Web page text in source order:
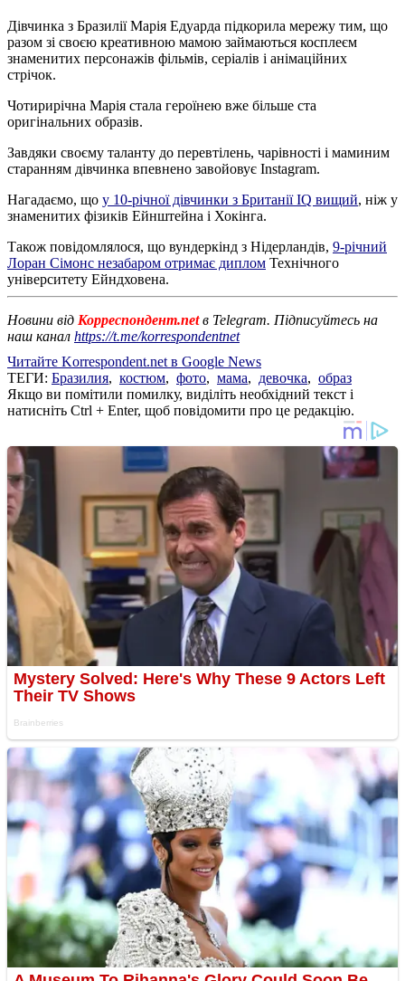
Дівчинка з Бразилії Марія Едуарда підкорила мережу тим, що
разом зі своєю креативною мамою займаються косплеєм
знаменитих персонажів фільмів, серіалів і анімаційних
стрічок.
Чотирирічна Марія стала героїнею вже більше ста
оригінальних образів.
Завдяки своєму таланту до перевтілень, чарівності і маминим
старанням дівчинка впевнено завойовує Instagram.
Нагадаємо, що у 10-річної дівчинки з Британії IQ вищий, ніж у
знаменитих фізиків Ейнштейна і Хокінга.
Також повідомлялося, що вундеркінд з Нідерландів, 9-річний
Лоран Сімонс незабаром отримає диплом Технічного
університету Ейндховена.
Новини від Корреспондент.netв Telegram. Підписуйтесь на
наш канал https://t.me/korrespondentnet
Читайте Korrespondent.net в Google News
ТЕГИ: Бразилия, костюм, фото, мама, девочка, образ
Якщо ви помітили помилку, виділіть необхідний текст і
натисніть Ctrl + Enter, щоб повідомити про це редакцію.